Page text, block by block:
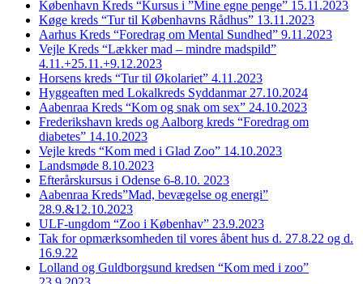
København Kreds “Kursus i ”Mine egne penge” 15.11.2023
Køge kreds “Tur til Københavns Rådhus” 13.11.2023
Aarhus Kreds “Foredrag om Mental Sundhed” 9.11.2023
Vejle Kreds “Lækker mad – mindre madspild”
4.11.+25.11.+9.12.2023
Horsens kreds “Tur til Økolariet” 4.11.2023
Hyggeaften med Lokalkreds Syddanmar 27.10.2024
Aabenraa Kreds “Kom og snak om sex” 24.10.2023
Frederikshavn kreds og Aalborg kreds “Foredrag om
diabetes” 14.10.2023
Vejle kreds “Kom med i Glad Zoo” 14.10.2023
Landsmøde 8.10.2023
Efterårskursus i Odense 6-8.10. 2023
Aabenraa Kreds”Mad, bevægelse og energi”
28.9.&12.10.2023
ULF-ungdom “Zoo i Københav” 23.9.2023
Tak for opmærksomheden til vores åbent hus d. 27.8.22 og d.
16.9.22
Lolland og Guldborgsund kredsen “Kom med i zoo”